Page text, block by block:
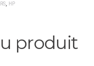
, HP
produit